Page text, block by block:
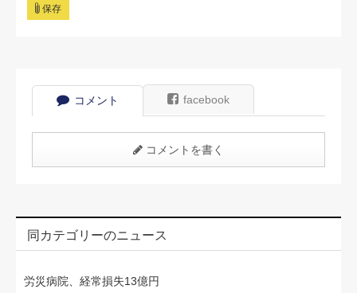
保存
コメント facebook
コメントを書く
同カテゴリーのニュース
労災病院、経常損失13億円